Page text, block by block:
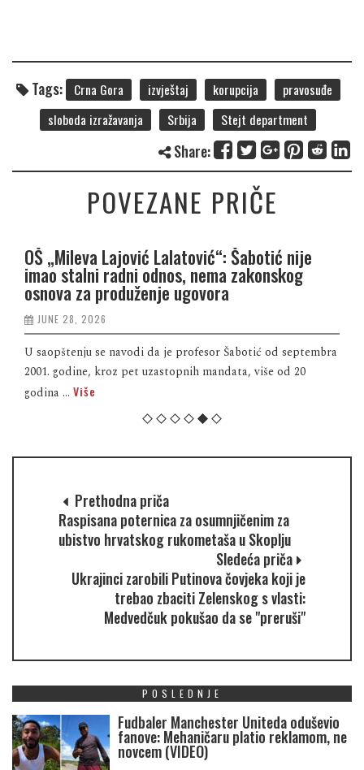
Tags: Crna Gora izvještaj korupcija
pravosuđe
sloboda izražavanja
Srbija Stejt department
Share:
POVEZANE PRIČE
OŠ „Mileva Lajović Lalatović“: Šabotić nije
imao stalni radni odnos, nema zakonskog
osnova za produženje ugovora
JUNE 28, 2026
U saopštenju se navodi da je profesor Šabotić od septembra
2001. godine, kroz pet uzastopnih mandata, više od 20
godina ... Više
Prethodna priča
Raspisana poternica za osumnjičenim za
ubistvo hrvatskog rukometaša u Skoplju
Sledeća priča
Ukrajinci zarobili Putinova čovjeka koji je
trebao zbaciti Zelenskog s vlasti:
Medvedčuk pokušao da se "preruši"
POSLEDNJE
Fudbaler Manchester Uniteda oduševio
fanove: Mehaničaru platio reklamom, ne
novcem (VIDEO)